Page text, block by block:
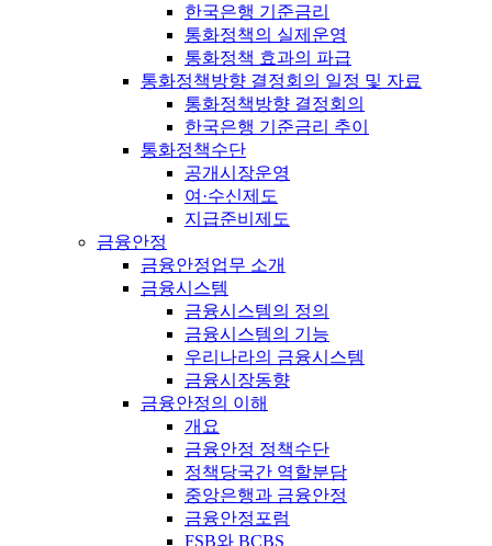
한국은행 기준금리
통화정책의 실제운영
통화정책 효과의 파급
통화정책방향 결정회의 일정 및 자료
통화정책방향 결정회의
한국은행 기준금리 추이
통화정책수단
공개시장운영
여·수신제도
지급준비제도
금융안정
금융안정업무 소개
금융시스템
금융시스템의 정의
금융시스템의 기능
우리나라의 금융시스템
금융시장동향
금융안정의 이해
개요
금융안정 정책수단
정책당국간 역할분담
중앙은행과 금융안정
금융안정포럼
FSB와 BCBS